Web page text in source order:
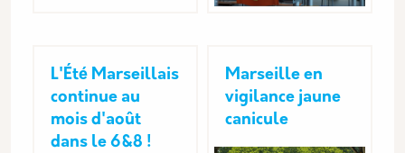
L'Été Marseillais
continue au
mois d'août
dans le 6&8 !
Marseille en
vigilance jaune
canicule